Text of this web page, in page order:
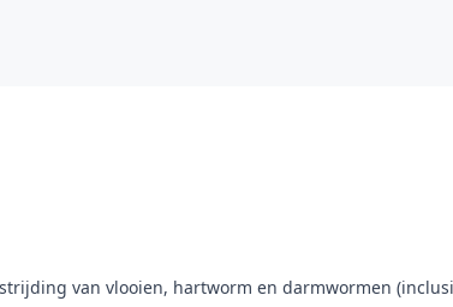
van vlooien, hartworm en darmwormen